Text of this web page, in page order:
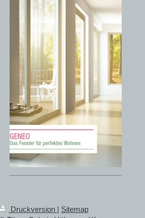
Druckversion | Sitemap